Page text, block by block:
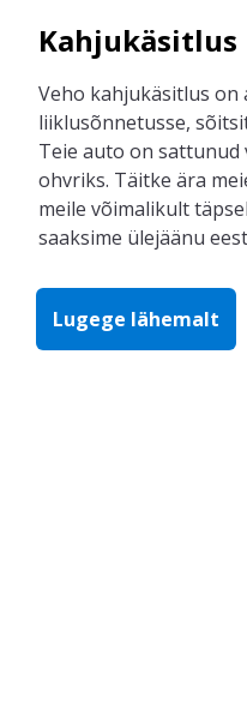
Kahjukäsitlus
Veho kahjukäsitlus on
liiklusõnnetusse, sõitsi
Teie auto on sattunud
ohvriks. Täitke ära
meile võimalikult
saaksime ülejäänu
Lugege lähemalt